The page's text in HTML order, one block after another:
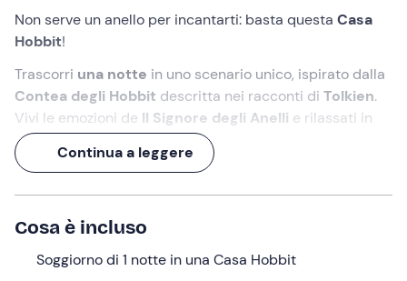
Non serve un anello per incantarti: basta questa Casa
Hobbit!
Trascorri una notte in uno scenario unico, ispirato dalla
Contea degli Hobbit descritta nei racconti di Tolkien.
Vivi le emozioni de Il Signore degli Anelli e rilassati in
un'atmosfera indimenticabile.
Poi gusta unadeliziosa colazione
L'alloggio si trova aRocca Grimalda
giunti a destinazione, potrete effettuare ilcheck-in a
Continua a leggere
Cosa è incluso
Soggiorno di 1 notte in una Casa Hobbit